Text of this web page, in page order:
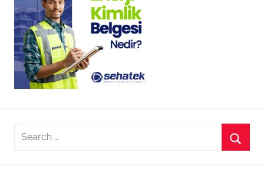
Search